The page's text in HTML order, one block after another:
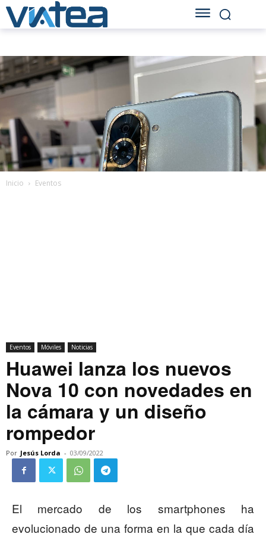
Inicio Eventos
Eventos Móviles Noticias
Huawei lanza los nuevos
Nova 10 con novedades en
la cámara y un diseño
rompedor
Por Jesús Lorda - 03/09/2022
El mercado de los smartphones ha
evolucionado de una forma en la que cada día